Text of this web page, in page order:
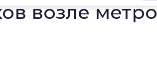
возле метро